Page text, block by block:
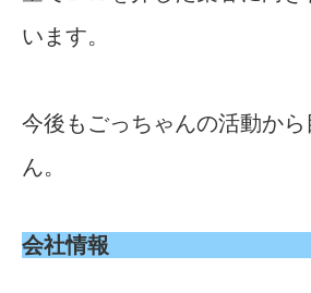
います。
今後もごっちゃんの活動か
ん。
会社情報